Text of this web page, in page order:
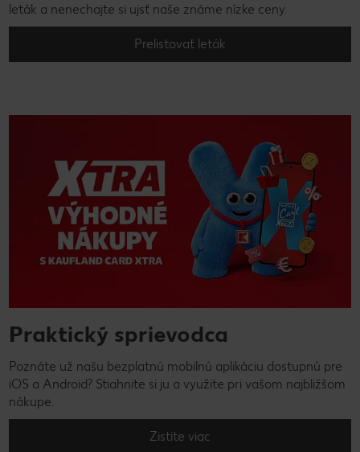
leták a nenechajte si ujsť naše známe nízke ceny.
Prelistovať leták
Praktický sprievodca
Poznáte už našu bezplatnú mobilnú aplikáciu dostupnú pre
iOS a Android? Stiahnite si ju a využite pri vašom najbližšom
nákupe.
Zistite viac